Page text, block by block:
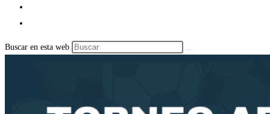
Buscar en esta web